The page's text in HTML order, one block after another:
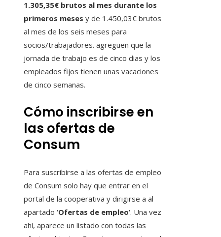
1.305,35€ brutos al mes durante los
primeros meses y de 1.450,03€ brutos
al mes de los seis meses para
socios/trabajadores. agreguen que la
jornada de trabajo es de cinco dias y los
empleados fijos tienen unas vacaciones
de cinco semanas.
Cómo inscribirse en
las ofertas de
Consum
Para suscribirse a las ofertas de empleo
de Consum solo hay que entrar en el
portal de la cooperativa y dirigirse a al
apartado ‘Ofertas de empleo’. Una vez
ahí, aparece un listado con todas las